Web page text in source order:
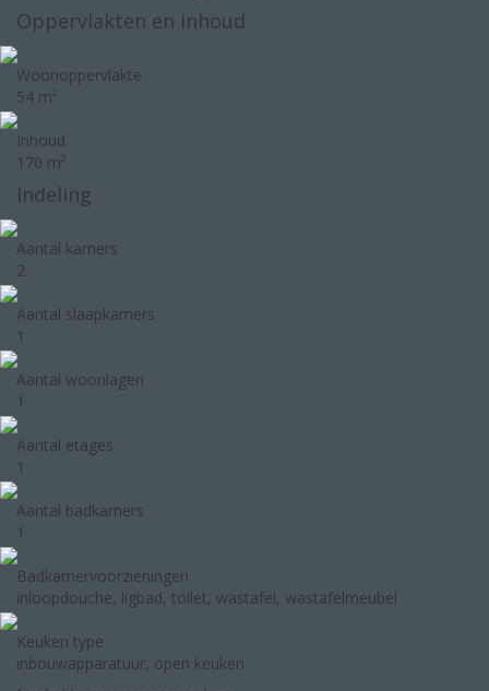
Oppervlakten en inhoud
Woonoppervlakte
54 m²
Inhoud
170 m³
Indeling
Aantal kamers
2
Aantal slaapkamers
1
Aantal woonlagen
1
Aantal etages
1
Aantal badkamers
1
Badkamervoorzieningen
inloopdouche, ligbad, toilet, wastafel, wastafelmeubel
Keuken type
inbouwapparatuur, open keuken